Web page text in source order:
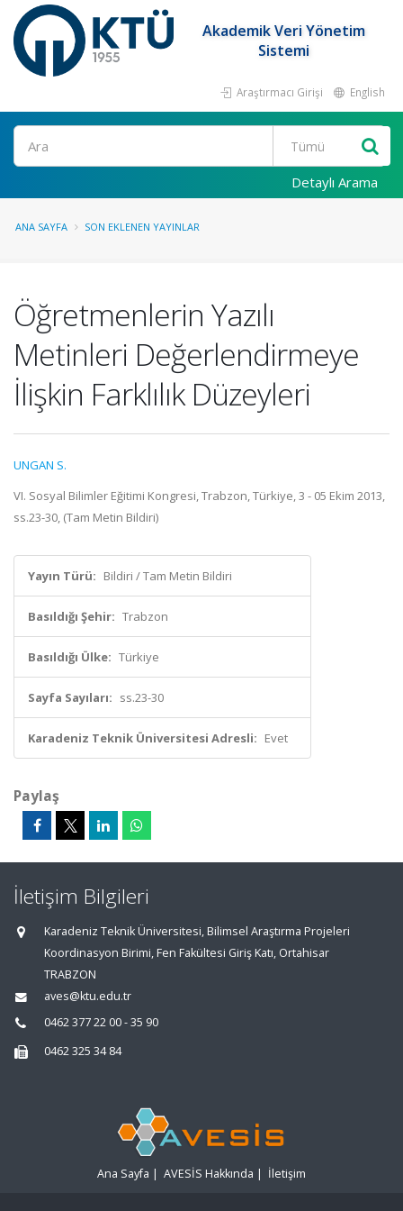
Akademik Veri Yönetim
Sistemi
Araştırmacı Girişi English
Ara
Detaylı Arama
ANA SAYFA SON EKLENEN YAYINLAR
Öğretmenlerin Yazılı
Metinleri Değerlendirmeye
İlişkin Farklılık Düzeyleri
UNGAN S.
VI. Sosyal Bilimler Eğitimi Kongresi, Trabzon, Türkiye, 3 - 05 Ekim 2013,
ss.23-30, (Tam Metin Bildiri)
Yayın Türü: Bildiri / Tam Metin Bildiri
Basıldığı Şehir: Trabzon
Basıldığı Ülke: Türkiye
Sayfa Sayıları: ss.23-30
Karadeniz Teknik Üniversitesi Adresli: Evet
Paylaş
İletişim Bilgileri
Karadeniz Teknik Üniversitesi, Bilimsel Araştırma Projeleri
Koordinasyon Birimi, Fen Fakültesi Giriş Katı, Ortahisar
TRABZON
aves@ktu.edu.tr
0462 377 22 00 - 35 90
0462 325 34 84
Ana Sayfa | AVESİS Hakkında | İletişim